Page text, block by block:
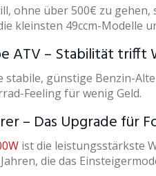
ohne über 500€ zu gehen,
kleinsten 49ccm-Modelle
ATV – Stabilität trifft
stabile, günstige Benzin-
Feeling für wenig Geld.
– Das Upgrade für
ist die leistungsstärkste
die das